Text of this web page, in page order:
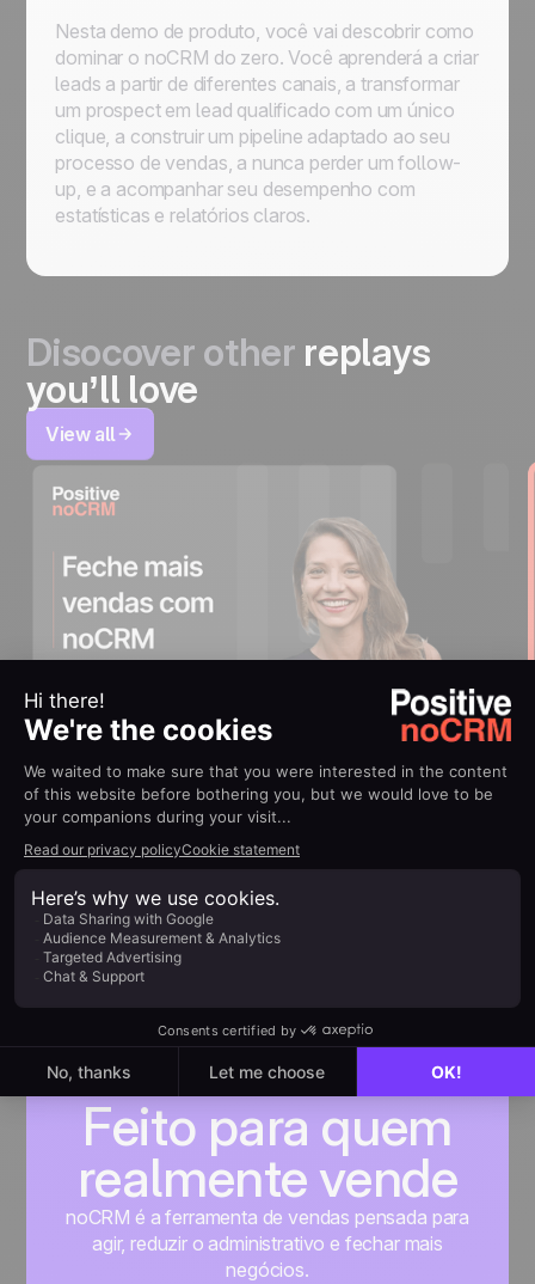
Nesta demo de produto, você vai descobrir como
dominar o noCRM do zero. Você aprenderá a criar
leads a partir de diferentes canais, a transformar
um prospect em lead qualificado com um único
clique, a construir um pipeline adaptado ao seu
processo de vendas, a nunca perder um follow-
up, e a acompanhar seu desempenho com
estatísticas e relatórios claros.
Disocover other replays
you’ll love
View all
July 8, 2022
Product Demo: Primeiros
passos com noCRM
dos CRMs tradicionais? Descubra como dominar
o noCRM, uma ferramenta de gestão de leads
orientada à ação, criada para ajudar você a focar
no que realmente importa: captar leads, fazer
follow-ups eficientes e fechar mais vendas.
Feito para quem
realmente vende
noCRM é a ferramenta de vendas pensada para
agir, reduzir o administrativo e fechar mais
negócios.